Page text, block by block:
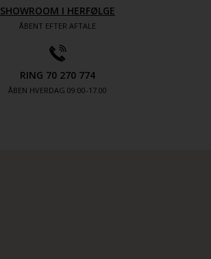
SHOWROOM I HERFØLGE
ÅBENT EFTER AFTALE
RING 70 270 774
ÅBEN HVERDAG 09:00-17.00